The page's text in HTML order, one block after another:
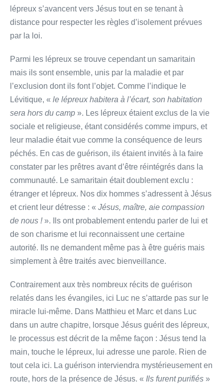
lépreux s’avancent vers Jésus tout en se tenant à
distance pour respecter les règles d’isolement prévues
par la loi.
Parmi les lépreux se trouve cependant un samaritain
mais ils sont ensemble, unis par la maladie et par
l’exclusion dont ils font l’objet. Comme l’indique le
Lévitique, « le lépreux habitera à l’écart, son habitation
sera hors du camp ». Les lépreux étaient exclus de la vie
sociale et religieuse, étant considérés comme impurs, et
leur maladie était vue comme la conséquence de leurs
péchés. En cas de guérison, ils étaient invités à la faire
constater par les prêtres avant d’être réintégrés dans la
communauté. Le samaritain était doublement exclu :
étranger et lépreux. Nos dix hommes s’adressent à Jésus
et crient leur détresse : « Jésus, maître, aie compassion
de nous !». Ils ont probablement entendu parler de lui et
de son charisme et lui reconnaissent une certaine
autorité. Ils ne demandent même pas à être guéris mais
simplement à être traités avec bienveillance.
Contrairement aux très nombreux récits de guérison
relatés dans les évangiles, ici Luc ne s’attarde pas sur le
miracle lui-même. Dans Matthieu et Marc et dans Luc
dans un autre chapitre, lorsque Jésus guérit des lépreux,
le processus est décrit de la même façon : Jésus tend la
main, touche le lépreux, lui adresse une parole. Rien de
tout cela ici. La guérison interviendra mystérieusement en
route, hors de la présence de Jésus. « Ils furent purifiés »